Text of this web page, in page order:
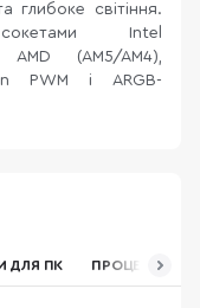
світіння.
Intel
AMD (AM5/AM4),
PWM і ARGB-
ДЛЯ ПК ПРОЦЕСОРИ